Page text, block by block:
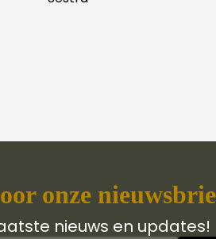
onze
nieuws en updates!